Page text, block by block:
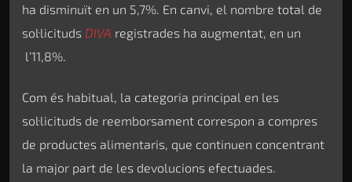
ha disminuït en un 5,7%. En canvi, el nombre total de
sol·licituds DIVA registrades ha augmentat, en un
l’11,8%.
Com és habitual, la categoria principal en les
sol·licituds de reemborsament correspon a compres
de productes alimentaris, que continuen concentrant
la major part de les devolucions efectuades.